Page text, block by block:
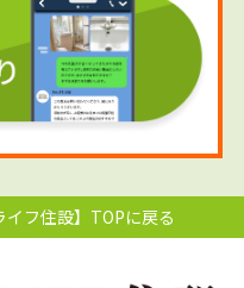
フ住設】TOPに戻る